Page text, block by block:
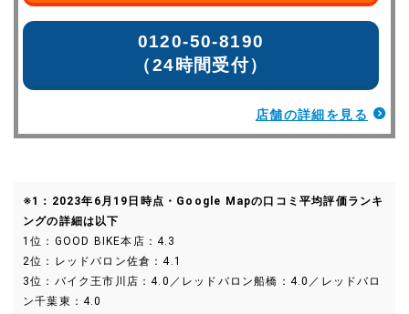
0120-50-8190
（24時間受付）
店舗の詳細を見る
※1：2023年6月19日時点・Google Mapの口コミ平均評価ランキ
ングの詳細は以下
1位：GOOD BIKE本店：4.3
2位：レッドバロン佐倉：4.1
3位：バイク王市川店：4.0／レッドバロン船橋：4.0／レッドバロ
ン千葉東：4.0